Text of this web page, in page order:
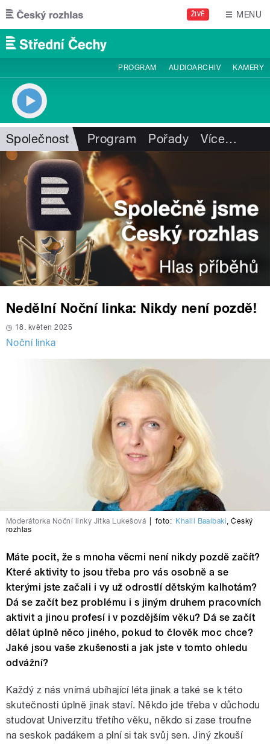
Přejít k hlavnímu obsahu
ŽIVĚ MENU
PROGRAM AUDIOARCHIV KAMERY
Společnost Program Pořady Více…
Nedělní Noční linka: Nikdy není pozdě!
18. květen 2025
Noční linka
Moderátorka Noční linky Jitka Lukešová foto: Khalil Baalbaki,Český
rozhlas
Máte pocit, že s mnoha věcmi není nikdy pozdě začít?
Které aktivity to jsou třeba pro vás osobně a se
kterými jste začali i vy už odrostlí dětským kalhotám?
Dá se začít bez problému i s jiným druhem pracovních
aktivit a jinou profesí i v pozdějším věku? Dá se začít
dělat úplně něco jiného, pokud to člověk moc chce?
Jaké jsou vaše zkušenosti a jak jste v tomto ohledu
odvážní?
Každý z nás vnímá ubíhající léta jinak a také se k této
skutečnosti úplně jinak staví. Někdo jde třeba v důchodu
studovat Univerzitu třetího věku, někdo si zase troufne
na seskok padákem a plní si tak svůj sen. Jiný zkouší